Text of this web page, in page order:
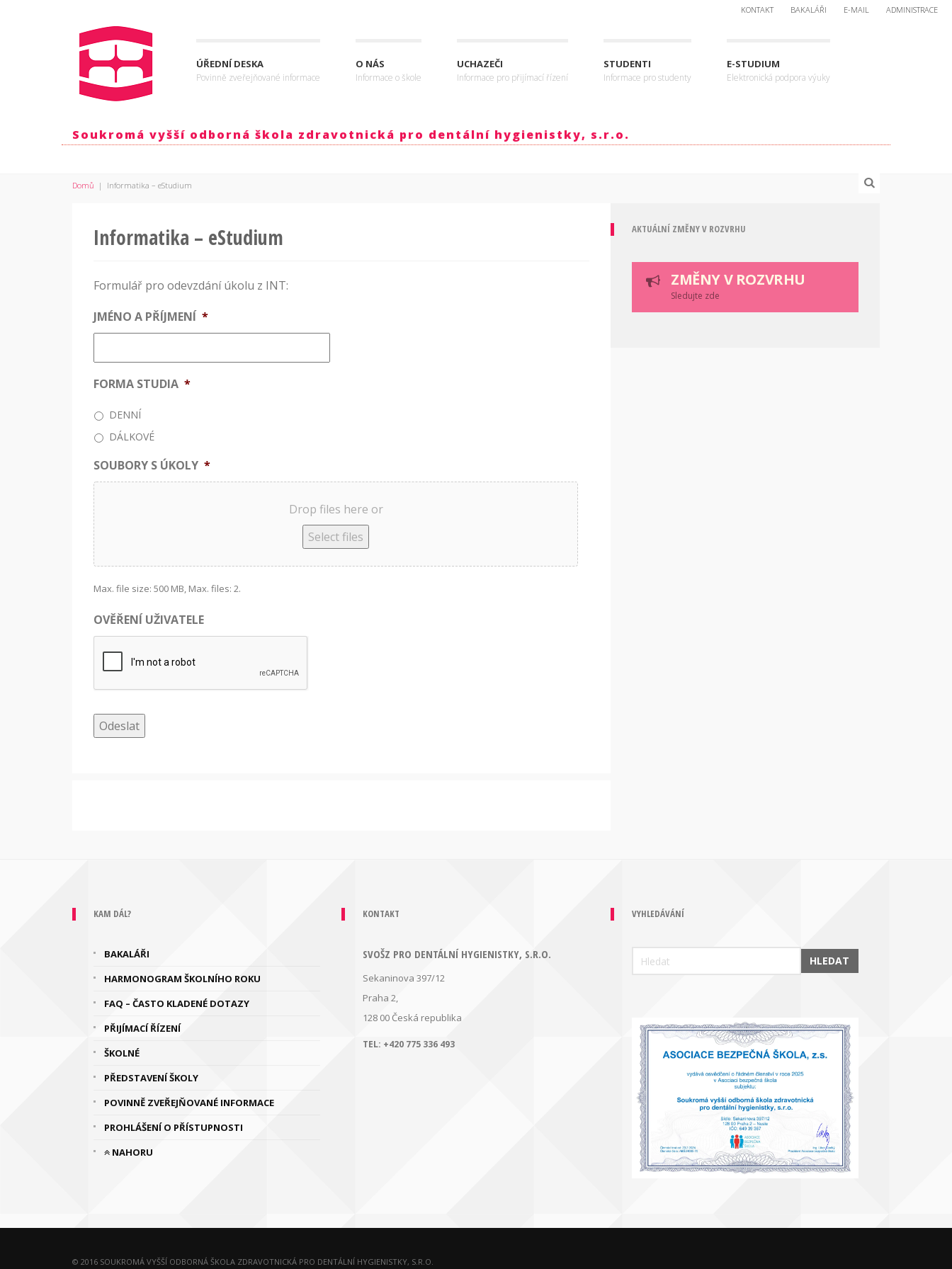
KONTAKT BAKALÁŘI E-MAIL ADMINISTRACE
ÚŘEDNÍ DESKA
Povinně zveřejňované informace
O NÁS
Informace o škole
UCHAZEČI
Informace pro přijímací řízení
STUDENTI
Informace pro studenty
E-STUDIUM
Elektronická podpora výuky
Soukromá vyšší odborná škola zdravotnická pro dentální hygienistky, s.r.o.
Domů | Informatika – eStudium
Informatika – eStudium
Formulář pro odevzdání úkolu z INT:
JMÉNO A PŘÍJMENÍ *
FORMA STUDIA *
DENNÍ
DÁLKOVÉ
SOUBORY S ÚKOLY *
Drop files here or
Select files
Max. file size: 500 MB, Max. files: 2.
OVĚŘENÍ UŽIVATELE
Odeslat
AKTUÁLNÍ ZMĚNY V ROZVRHU
ZMĚNY V ROZVRHU
Sledujte zde
KAM DÁL?
BAKALÁŘI
HARMONOGRAM ŠKOLNÍHO ROKU
FAQ – ČASTO KLADENÉ DOTAZY
PŘIJÍMACÍ ŘÍZENÍ
ŠKOLNÉ
PŘEDSTAVENÍ ŠKOLY
POVINNĚ ZVEŘEJŇOVANÉ INFORMACE
PROHLÁŠENÍ O PŘÍSTUPNOSTI
NAHORU
KONTAKT
SVOŠZ PRO DENTÁLNÍ HYGIENISTKY, S.R.O.
Sekaninova 397/12
Praha 2,
128 00Česká republika
TEL: +420 775 336 493
VYHLEDÁVÁNÍ
HLEDAT
© 2016 SOUKROMÁ VYŠŠÍ ODBORNÁ ŠKOLA ZDRAVOTNICKÁ PRO DENTÁLNÍ HYGIENISTKY, S.R.O.